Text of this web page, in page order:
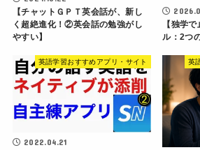
【チャットＧＰＴ英会話が、新し
く超絶進化！②英会話の勉強がし
やすい】
【独学
ル：2つ
英語学習おすすめアプリ・サイト
2022.04.21
英